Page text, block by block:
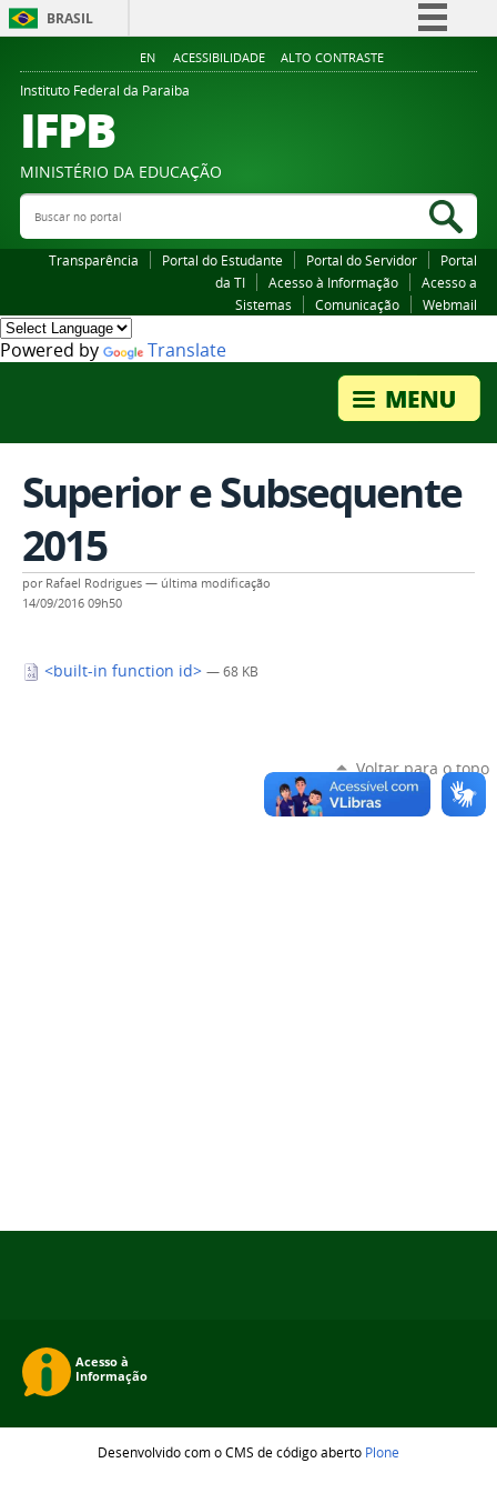
BRASIL
Simplifique!
Legislação
EN ACESSIBILIDADE ALTO CONTRASTE
Instituto Federal da Paraiba
IFPB
MINISTÉRIO DA EDUCAÇÃO
Buscar no portal
Transparência Portal do Estudante Portal do Servidor
Portal
da TI
Acesso à Informação
Acesso a
Sistemas
Comunicação Webmail
Powered by Translate
Superior e Subsequente
2015
por Rafael Rodrigues — última modificação
14/09/2016 09h50
<built-in function id> — 68 KB
Voltar para o topo
Desenvolvido com o CMS de código aberto Plone